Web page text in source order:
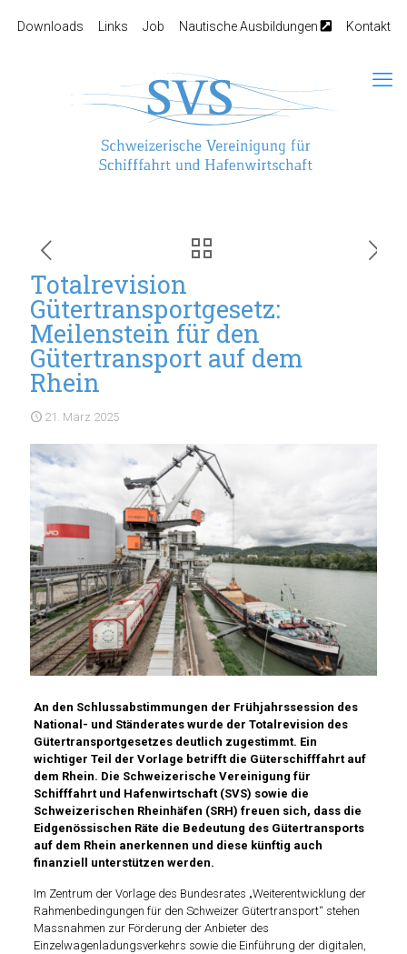
Downloads Links Job Nautische Ausbildungen Kontakt
Totalrevision
Gütertransportgesetz:
Meilenstein für den
Gütertransport auf dem
Rhein
21. März 2025
An den Schlussabstimmungen der Frühjahrssession des
National- und Ständerates wurde der Totalrevision des
Gütertransportgesetzes deutlich zugestimmt. Ein
wichtiger Teil der Vorlage betrifft die Güterschifffahrt auf
dem Rhein. Die Schweizerische Vereinigung für
Schifffahrt und Hafenwirtschaft (SVS) sowie die
Schweizerischen Rheinhäfen (SRH) freuen sich, dass die
Eidgenössischen Räte die Bedeutung des Gütertransports
auf dem Rhein anerkennen und diese künftig auch
finanziell unterstützen werden.
Im Zentrum der Vorlage des Bundesrates „Weiterentwicklung der
Rahmenbedingungen für den Schweizer Gütertransport“ stehen
Massnahmen zur Förderung der Anbieter des
Einzelwagenladungsverkehrs sowie die Einführung der digitalen,